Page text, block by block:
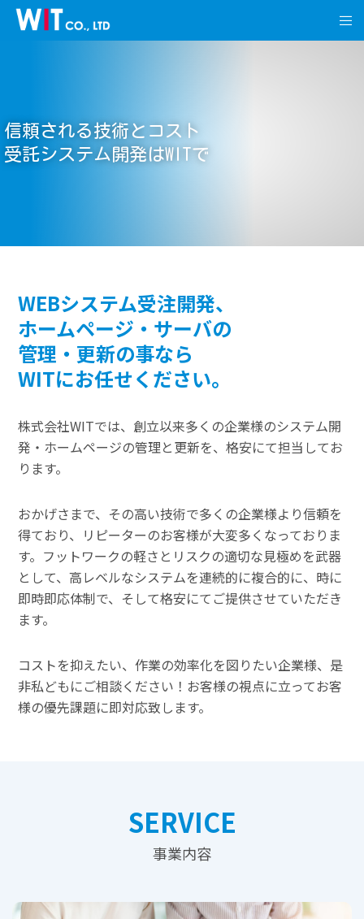
信頼される技術とコスト
受託システム開発はWITで
WEBシステム受注開発、
ホームページ・サーバの
管理・更新の事なら
WITにお任せください。
株式会社WITでは、創立以来多くの企業様のシステム開
発・ホームページの管理と更新を、格安にて担当してお
ります。
おかげさまで、その高い技術で多くの企業様より信頼を
得ており、リピーターのお客様が大変多くなっておりま
す。フットワークの軽さとリスクの適切な見極めを武器
として、高レベルなシステムを連続的に複合的に、時に
即時即応体制で、そして格安にてご提供させていただき
ます。
コストを抑えたい、作業の効率化を図りたい企業様、是
非私どもにご相談ください！お客様の視点に立ってお客
様の優先課題に即対応致します。
SERVICE
事業内容